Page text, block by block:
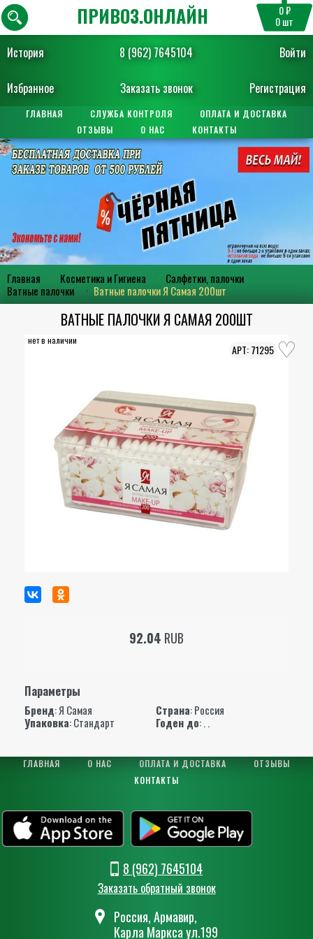
История 8 (962) 7645104 Войти
Избранное Заказать звонок Регистрация
ПРИВОЗ.ОНЛАЙН 0 ₽
0шт
ГЛАВНАЯ СЛУЖБА КОНТРОЛЯ
ОПЛАТА И ДОСТАВКА
ОТЗЫВЫ
О НАС КОНТАКТЫ
Главная Косметика и Гигиена
Салфетки, палочки
Ватные палочки
Ватные палочки Я Самая 200шт
ВАТНЫЕ ПАЛОЧКИ Я САМАЯ 200ШТ
нет в наличии
71295
92.04 RUB
Параметры
Бренд:Я Самая Страна: Россия
Упаковка: Стандарт Годен до: . .
ГЛАВНАЯ О НАС ОПЛАТА И ДОСТАВКА
ОТЗЫВЫ
КОНТАКТЫ
8 (962) 7645104
Заказать обратный звонок
Россия, Армавир,
Карла Маркса ул.199